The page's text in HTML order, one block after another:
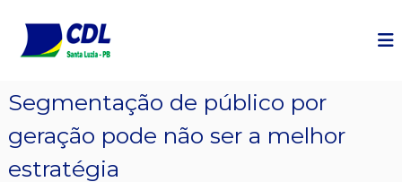
Segmentação de público por
geração pode não ser a melhor
estratégia